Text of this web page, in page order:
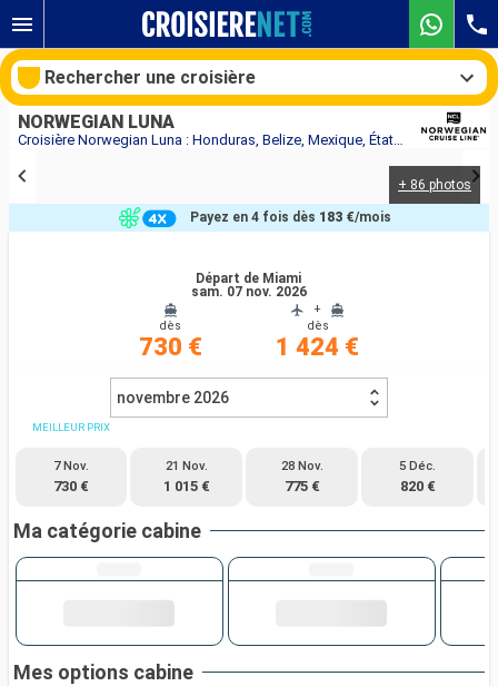
Croisière Norwegian Luna : Honduras, Belize, Mexique, États-Unis au départ de Miami
NORWEGIAN LUNA
+ 86 photos
Départ de Miami
sam. 07 nov. 2026
dès
730 €
+
dès
1 424 €
Payez en 4 fois dès 183 €/mois
novembre 2026
MEILLEUR PRIX
7 Nov.
730 €
21 Nov.
1 015 €
28 Nov.
775 €
5 Déc.
820 €
Ma catégorie cabine
Mes options cabine
Rechercher une croisière
Nos destinations
Compagnies
Rechercher